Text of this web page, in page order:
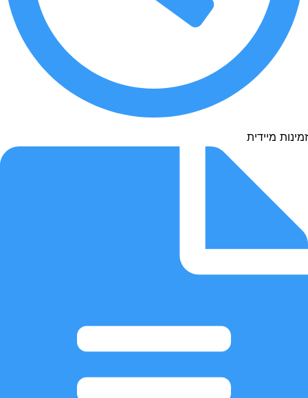
מיידית